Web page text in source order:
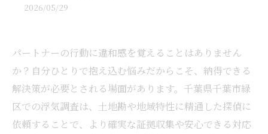
2026/05/29
パートナーの行動に違和感を覚えることはありません
か？自分ひとりで抱え込む悩みだからこそ、納得できる
解決策が必要とされる場面があります。千葉県千葉市緑
区での浮気調査は、土地勘や地域特性に精通した探偵に
依頼することで、より確実な証拠収集や安心できる対応